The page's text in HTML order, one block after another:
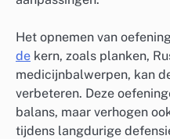
Het opnemen van
de kern, zoals planken,
medicijnbalwerpen, kan
verbeteren. Deze
balans, maar verhogen
tijdens langdurige